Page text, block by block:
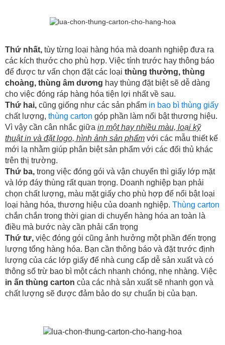
Thứ nhất, tùy từng loại hàng hóa mà doanh nghiệp đưa ra
các kích thước cho phù hợp. Việc tính trước hay thông báo
để được tư vấn chọn đặt các loại thùng thường, thùng
choàng, thùng âm dương hay thùng đặt biệt sẽ dễ dàng
cho việc đóng ráp hàng hóa tiện lợi nhất về sau.
Thứ hai, cũng giống như các sản phẩm in bao bì thùng giấy
chất lượng, thùng carton góp phần làm nổi bật thương hiệu.
Vì vậy cần cân nhắc giữa in một hay nhiều màu, loại kỹ
thuật in và đặt logo, hình ảnh sản phẩm với các mẫu thiết kế
mới lạ nhằm giúp phân biệt sản phẩm với các đối thủ khác
trên thị trường.
Thứ ba, trong việc đóng gói và vận chuyển thì giấy lớp mặt
và lớp đáy thùng rất quan trọng. Doanh nghiệp bạn phải
chọn chất lượng, màu mặt giấy cho phù hợp để nổi bật loại
loại hàng hóa, thương hiệu của doanh nghiệp. Thùng carton
chắn chắn trong thời gian di chuyển hàng hóa an toàn là
điều mà bước này cần phải cẩn trọng
Thứ tư, việc đóng gói cũng ảnh hưởng một phần đến trọng
lượng tổng hàng hóa. Bạn cần thông báo và đặt trước định
lượng của các lớp giấy để nhà cung cấp dễ sản xuất và có
thông số trừ bao bì một cách nhanh chóng, nhẹ nhàng. Việc
in ấn thùng carton của các nhà sản xuất sẽ nhanh gọn và
chất lượng sẽ được đảm bảo do sự chuẩn bị của bạn.